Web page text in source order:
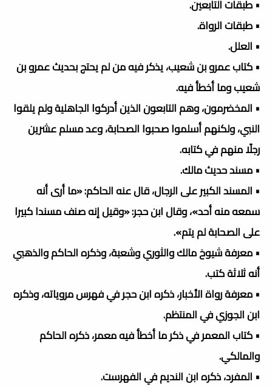
• طبقات التابعين.
• طبقات الرواة.
• العلل.
• كتاب عمرو بن شعيب، يذكر فيه من لم يحتج بحديث عمرو بن
شعيب وما أخطأ فيه.
• المخضرمون، وهم التابعون الذين أدركوا الجاهلية ولم يلقوا
النبي، ولكنهم أسلموا صحبوا الصحابة، وعد مسلم عشرين
رجلًا منهم في كتابه.
• مسند حديث مالك.
• المسند الكبير على الرجال، قال عنه الحاكم: «ما أرى أنه
سمعه منه أحد»، وقال ابن حجر: «وقيل إنه صنف مسندا كبيرا
على الصحابة لم يتم».
• معرفة شيوخ مالك والثوري وشعبة، وذكره الحاكم والذهبي
أنه ثلاثة كتب.
• معرفة رواة الأخبار، ذكره ابن حجر في فهرس مروياته، وذكره
ابن الجوزي في المنتظم.
• كتاب المعمر في ذكر ما أخطأ فيه معمر، ذكره الحاكم
والمالكي.
• المفرد، ذكره ابن النديم في الفهرست.